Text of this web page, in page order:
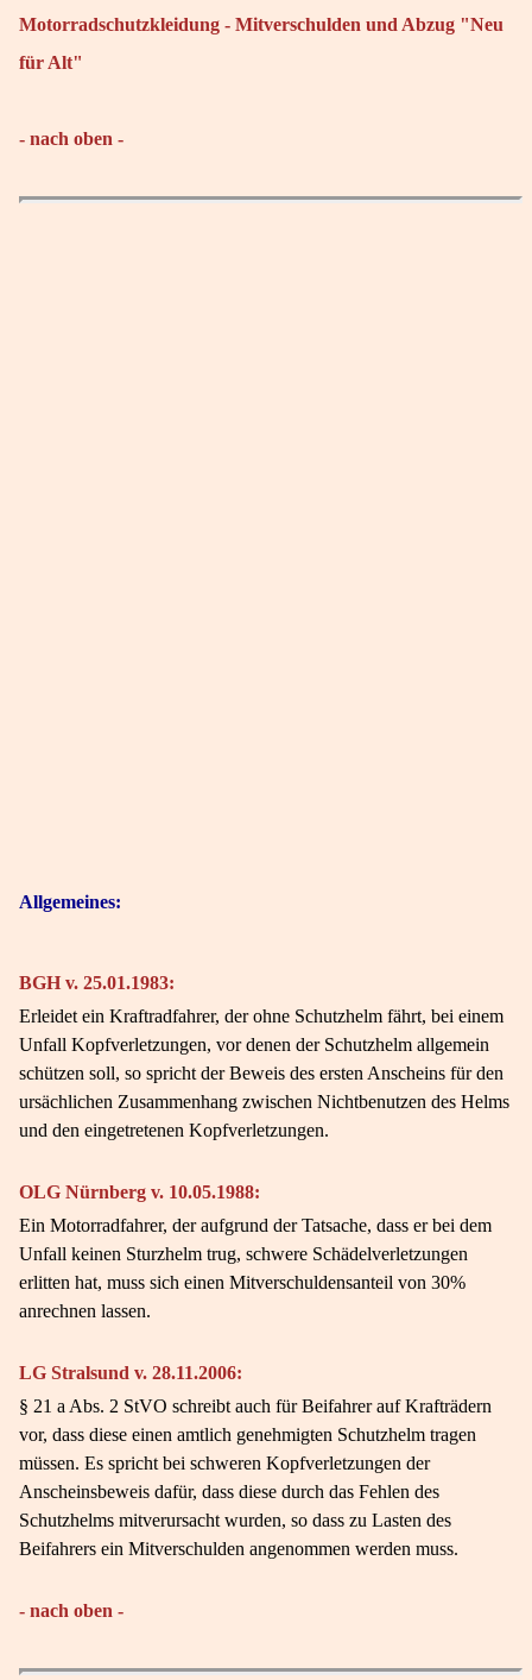
Motorradschutzkleidung - Mitverschulden und Abzug "Neu
für Alt"
- nach oben -
Allgemeines:
BGH v. 25.01.1983:
Erleidet ein Kraftradfahrer, der ohne Schutzhelm fährt, bei einem
Unfall Kopfverletzungen, vor denen der Schutzhelm allgemein
schützen soll, so spricht der Beweis des ersten Anscheins für den
ursächlichen Zusammenhang zwischen Nichtbenutzen des Helms
und den eingetretenen Kopfverletzungen.
OLG Nürnberg v. 10.05.1988:
Ein Motorradfahrer, der aufgrund der Tatsache, dass er bei dem
Unfall keinen Sturzhelm trug, schwere Schädelverletzungen
erlitten hat, muss sich einen Mitverschuldensanteil von 30%
anrechnen lassen.
LG Stralsund v. 28.11.2006:
§ 21 a Abs. 2 StVO schreibt auch für Beifahrer auf Krafträdern
vor, dass diese einen amtlich genehmigten Schutzhelm tragen
müssen. Es spricht bei schweren Kopfverletzungen der
Anscheinsbeweis dafür, dass diese durch das Fehlen des
Schutzhelms mitverursacht wurden, so dass zu Lasten des
Beifahrers ein Mitverschulden angenommen werden muss.
- nach oben -